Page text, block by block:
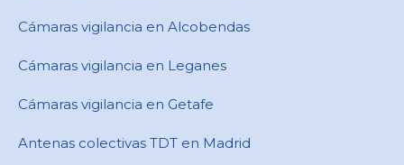
Cámaras vigilancia en Alcobendas
Cámaras vigilancia en Leganes
Cámaras vigilancia en Getafe
Antenas colectivas TDT en Madrid